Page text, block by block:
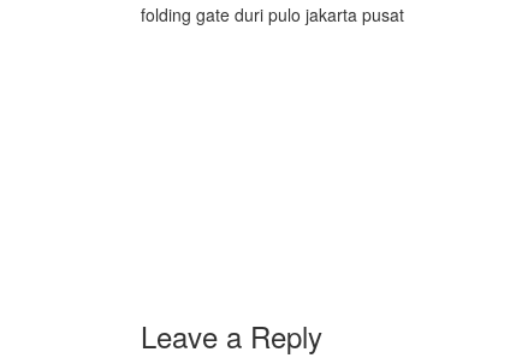
folding gate duri pulo jakarta pusat
Leave a Reply